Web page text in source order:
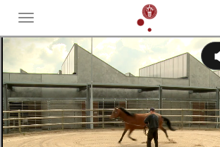
Toggle
menu